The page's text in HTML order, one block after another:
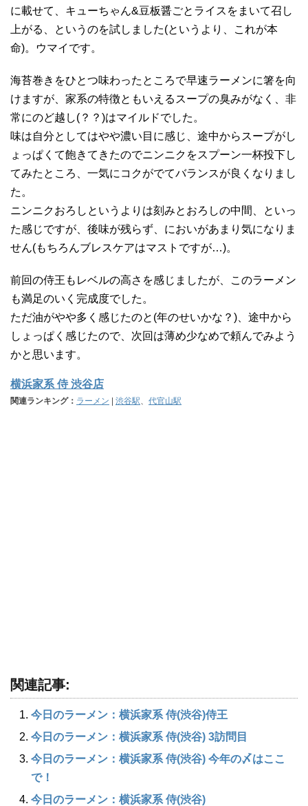
に載せて、キューちゃん&豆板醤ごとライスをまいて召し
上がる、というのを試しました(というより、これが本
命)。ウマイです。
海苔巻きをひとつ味わったところで早速ラーメンに箸を向
けますが、家系の特徴ともいえるスープの臭みがなく、非
常にのど越し(？？)はマイルドでした。
味は自分としてはやや濃い目に感じ、途中からスープがし
ょっぱくて飽きてきたのでニンニクをスプーン一杯投下し
てみたところ、一気にコクがでてバランスが良くなりまし
た。
ニンニクおろしというよりは刻みとおろしの中間、といっ
た感じですが、後味が残らず、においがあまり気になりま
せん(もちろんブレスケアはマストですが…)。
前回の侍王もレベルの高さを感じましたが、このラーメン
も満足のいく完成度でした。
ただ油がやや多く感じたのと(年のせいかな？)、途中から
しょっぱく感じたので、次回は薄め少なめで頼んでみよう
かと思います。
横浜家系 侍 渋谷店
関連ランキング： ラーメン | 渋谷駅 代官山駅
関連記事:
今日のラーメン：横浜家系 侍(渋谷)侍王
今日のラーメン：横浜家系 侍(渋谷) 3訪問目
今日のラーメン：横浜家系 侍(渋谷) 今年の〆はここ
で！
今日のラーメン：横浜家系 侍(渋谷)